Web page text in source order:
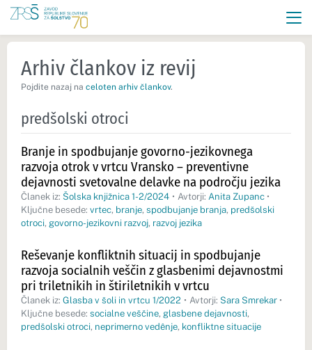
Arhiv člankov iz revij
Pojdite nazaj na celoten arhiv člankov.
predšolski otroci
Branje in spodbujanje govorno-jezikovnega
razvoja otrok v vrtcu Vransko – preventivne
dejavnosti svetovalne delavke na področju jezika
Članek iz: Šolska knjižnica 1-2/2024 • Avtorji: Anita Zupanc •
Ključne besede: vrtec, branje, spodbujanje branja, predšolski
otroci, govorno-jezikovni razvoj, razvoj jezika
Reševanje konfliktnih situacij in spodbujanje
razvoja socialnih veščin z glasbenimi dejavnostmi
pri triletnikih in štiriletnikih v vrtcu
Članek iz: Glasba v šoli in vrtcu 1/2022 • Avtorji: Sara Smrekar •
Ključne besede: socialne veščine, glasbene dejavnosti,
predšolski otroci, neprimerno vedênje, konfliktne situacije